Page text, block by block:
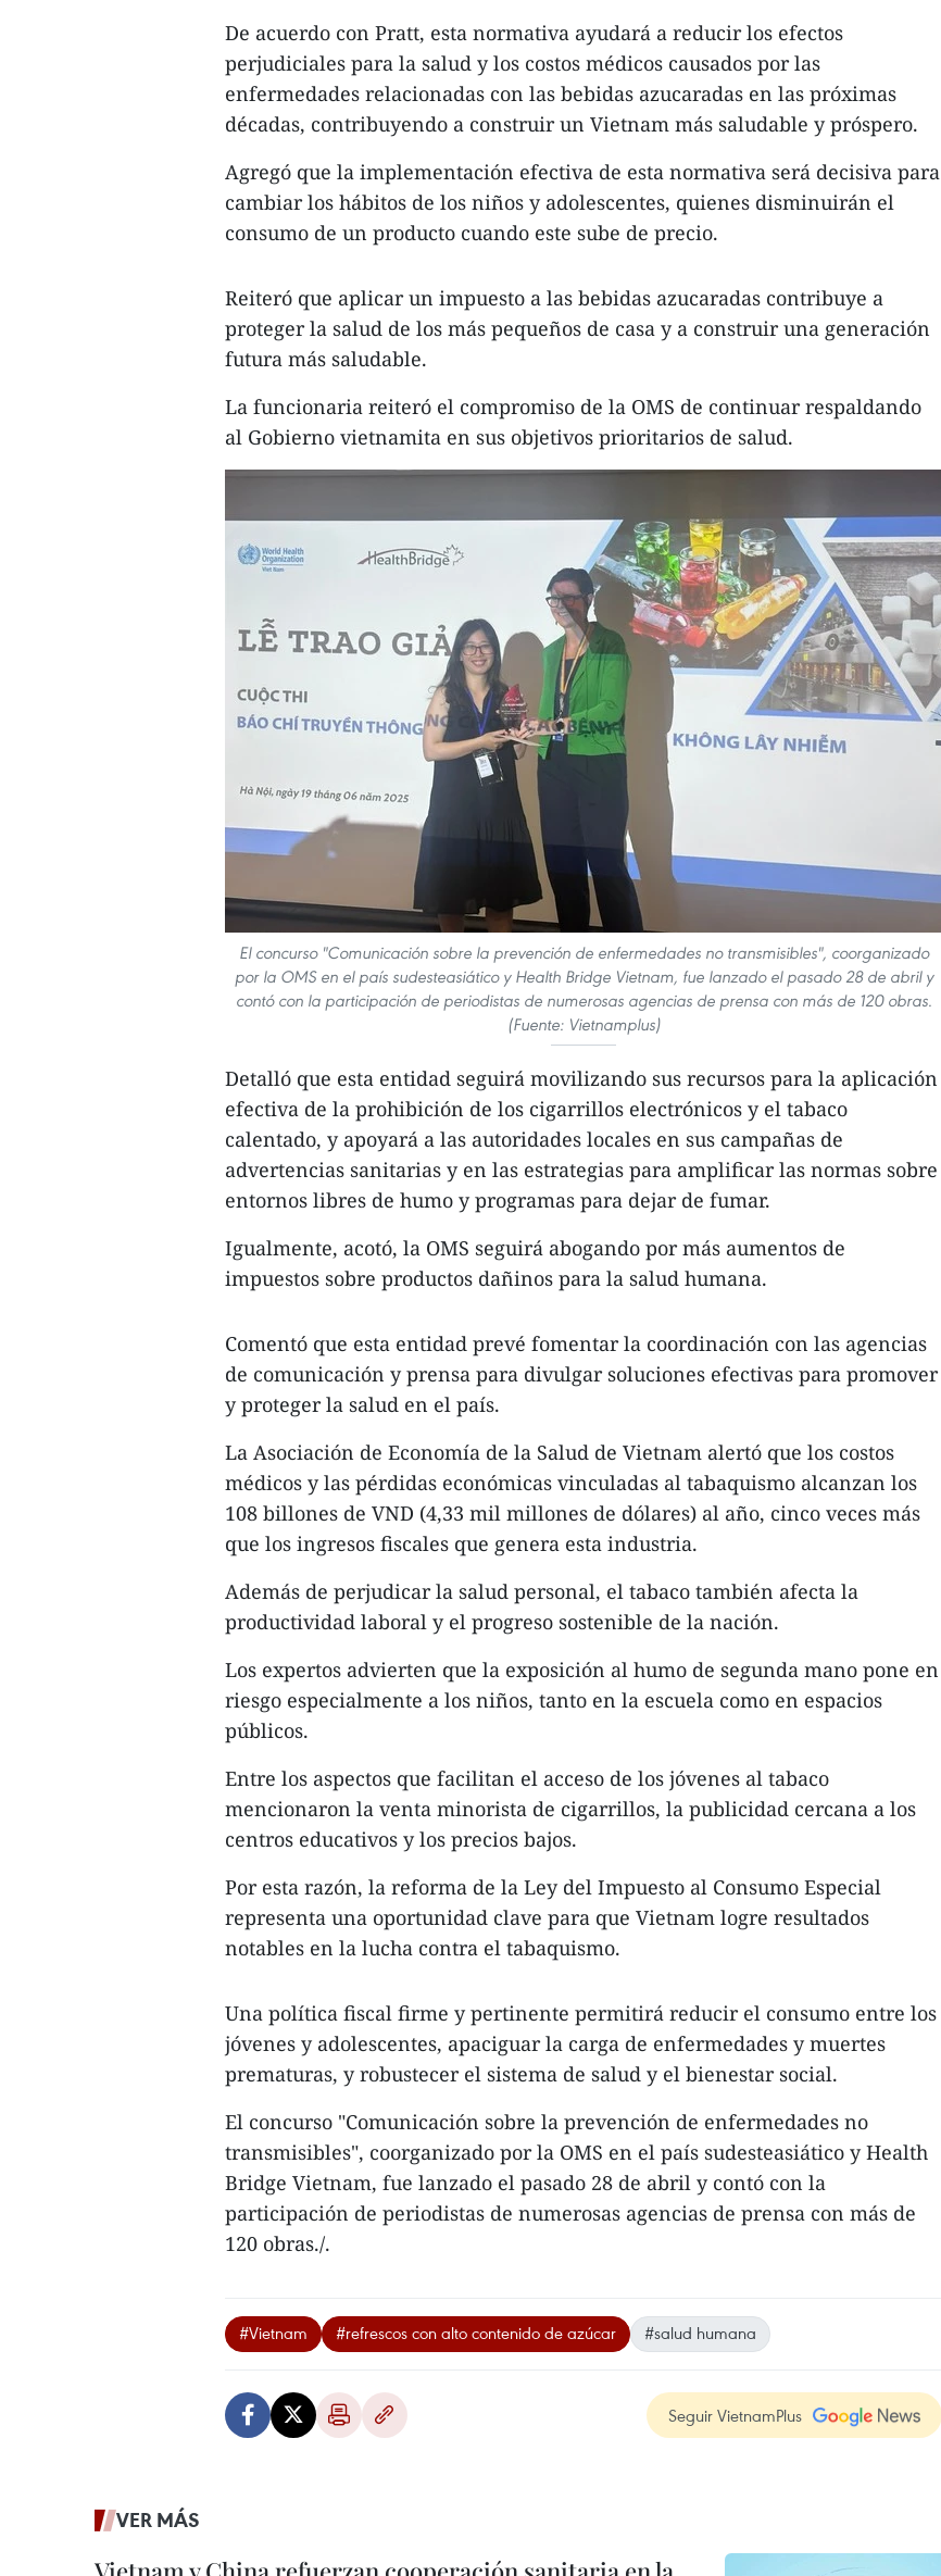
De acuerdo con Pratt, esta normativa ayudará a reducir los efectos
perjudiciales para la salud y los costos médicos causados por las
enfermedades relacionadas con las bebidas azucaradas en las próximas
décadas, contribuyendo a construir un Vietnam más saludable y próspero.
Agregó que la implementación efectiva de esta normativa será decisiva para
cambiar los hábitos de los niños y adolescentes, quienes disminuirán el
consumo de un producto cuando este sube de precio.
Reiteró que aplicar un impuesto a las bebidas azucaradas contribuye a
proteger la salud de los más pequeños de casa y a construir una generación
futura más saludable.
La funcionaria reiteró el compromiso de la OMS de continuar respaldando
al Gobierno vietnamita en sus objetivos prioritarios de salud.
El concurso "Comunicación sobre la prevención de enfermedades no transmisibles", coorganizado
por la OMS en el país sudesteasiático y Health Bridge Vietnam, fue lanzado el pasado 28 de abril y
contó con la participación de periodistas de numerosas agencias de prensa con más de 120 obras.
(Fuente: Vietnamplus)
Detalló que esta entidad seguirá movilizando sus recursos para la aplicación
efectiva de la prohibición de los cigarrillos electrónicos y el tabaco
calentado, y apoyará a las autoridades locales en sus campañas de
advertencias sanitarias y en las estrategias para amplificar las normas sobre
entornos libres de humo y programas para dejar de fumar.
Igualmente, acotó, la OMS seguirá abogando por más aumentos de
impuestos sobre productos dañinos para la salud humana.
Comentó que esta entidad prevé fomentar la coordinación con las agencias
de comunicación y prensa para divulgar soluciones efectivas para promover
y proteger la salud en el país.
La Asociación de Economía de la Salud de Vietnam alertó que los costos
médicos y las pérdidas económicas vinculadas al tabaquismo alcanzan los
108 billones de VND (4,33 mil millones de dólares) al año, cinco veces más
que los ingresos fiscales que genera esta industria.
Además de perjudicar la salud personal, el tabaco también afecta la
productividad laboral y el progreso sostenible de la nación.
Los expertos advierten que la exposición al humo de segunda mano pone en
riesgo especialmente a los niños, tanto en la escuela como en espacios
públicos.
Entre los aspectos que facilitan el acceso de los jóvenes al tabaco
mencionaron la venta minorista de cigarrillos, la publicidad cercana a los
centros educativos y los precios bajos.
Por esta razón, la reforma de la Ley del Impuesto al Consumo Especial
representa una oportunidad clave para que Vietnam logre resultados
notables en la lucha contra el tabaquismo.
Una política fiscal firme y pertinente permitirá reducir el consumo entre los
jóvenes y adolescentes, apaciguar la carga de enfermedades y muertes
prematuras, y robustecer el sistema de salud y el bienestar social.
El concurso "Comunicación sobre la prevención de enfermedades no
transmisibles", coorganizado por la OMS en el país sudesteasiático y Health
Bridge Vietnam, fue lanzado el pasado 28 de abril y contó con la
participación de periodistas de numerosas agencias de prensa con más de
120 obras./.
#Vietnam #refrescos con alto contenido de azúcar #salud humana
Seguir VietnamPlus
VER MÁS